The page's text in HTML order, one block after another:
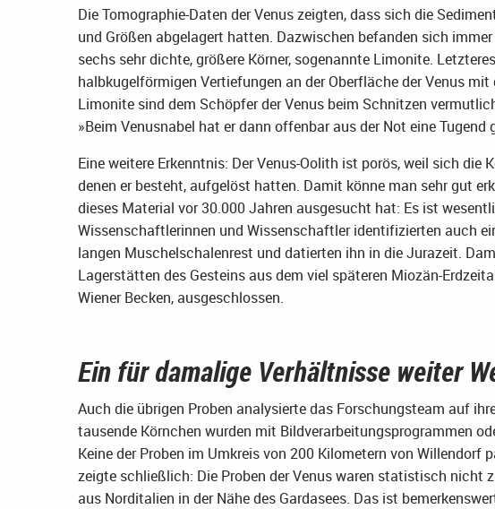
Die Tomographie-Daten der Venus zeigten, dass sich die
und Größen abgelagert hatten. Dazwischen befanden sich
sechs sehr dichte, größere Körner, sogenannte Limonite.
halbkugelförmigen Vertiefungen an der Oberfläche der Venus
Limonite sind dem Schöpfer der Venus beim Schnitzen
»Beim Venusnabel hat er dann offenbar aus der Not eine Tugend
Eine weitere Erkenntnis: Der Venus-Oolith ist porös, weil sich die
denen er besteht, aufgelöst hatten. Damit könne man sehr gut
dieses Material vor 30.000 Jahren ausgesucht hat: Es ist
Wissenschaftlerinnen und Wissenschaftler identifizierten auch
langen Muschelschalenrest und datierten ihn in die Jurazeit.
Lagerstätten des Gesteins aus dem viel späteren Miozän-
Wiener Becken, ausgeschlossen.
Ein für damalige Verhältnisse weiter
Auch die übrigen Proben analysierte das Forschungsteam auf
tausende Körnchen wurden mit Bildverarbeitungsprogrammen
Keine der Proben im Umkreis von 200 Kilometern von Willendorf
zeigte schließlich: Die Proben der Venus waren statistisch nicht
aus Norditalien in der Nähe des Gardasees. Das ist